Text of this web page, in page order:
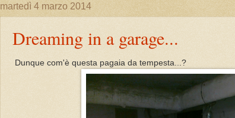
martedì 4 marzo 2014
Dreaming in a garage...
Dunque com'è questa pagaia da tempesta...?